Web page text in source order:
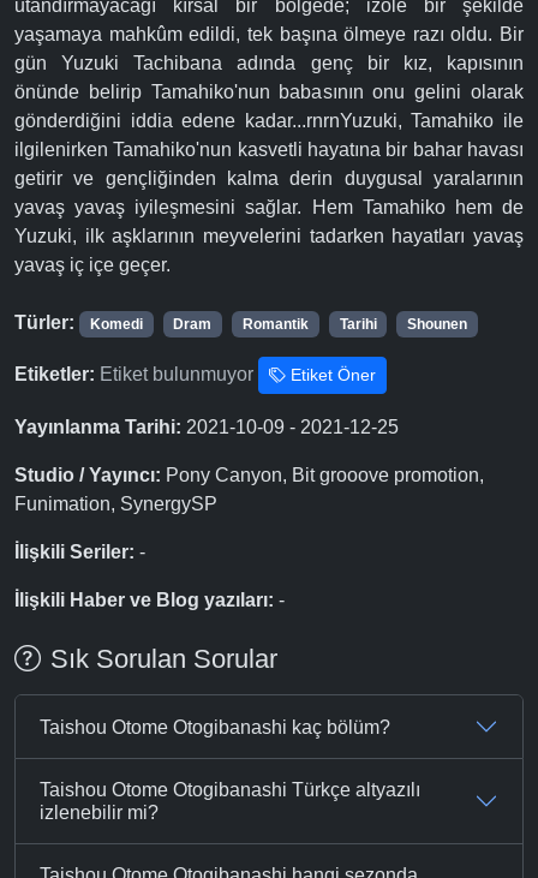
utandırmayacağı kırsal bir bölgede; izole bir şekilde
yaşamaya mahkûm edildi, tek başına ölmeye razı oldu. Bir
gün Yuzuki Tachibana adında genç bir kız, kapısının
önünde belirip Tamahiko'nun babasının onu gelini olarak
gönderdiğini iddia edene kadar...rnrnYuzuki, Tamahiko ile
ilgilenirken Tamahiko'nun kasvetli hayatına bir bahar havası
getirir ve gençliğinden kalma derin duygusal yaralarının
yavaş yavaş iyileşmesini sağlar. Hem Tamahiko hem de
Yuzuki, ilk aşklarının meyvelerini tadarken hayatları yavaş
yavaş iç içe geçer.
Türler: Komedi Dram Romantik Tarihi Shounen
Etiketler: Etiket bulunmuyor Etiket Öner
Yayınlanma Tarihi: 2021-10-09 - 2021-12-25
Studio / Yayıncı: Pony Canyon, Bit grooove promotion,
Funimation, SynergySP
İlişkili Seriler: -
İlişkili Haber ve Blog yazıları: -
Sık Sorulan Sorular
Taishou Otome Otogibanashi kaç bölüm?
Taishou Otome Otogibanashi Türkçe altyazılı
izlenebilir mi?